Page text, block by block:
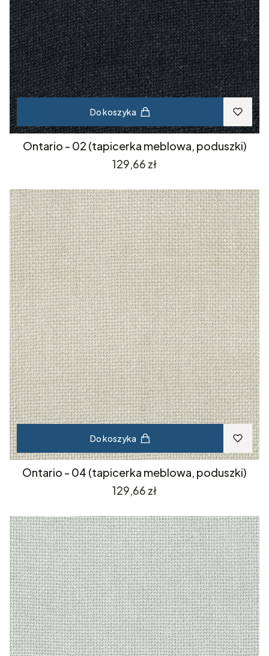
Do koszyka
Ontario - 02 (tapicerka meblowa, poduszki)
Cena
129,66 zł
Do koszyka
Ontario - 04 (tapicerka meblowa, poduszki)
Cena
129,66 zł